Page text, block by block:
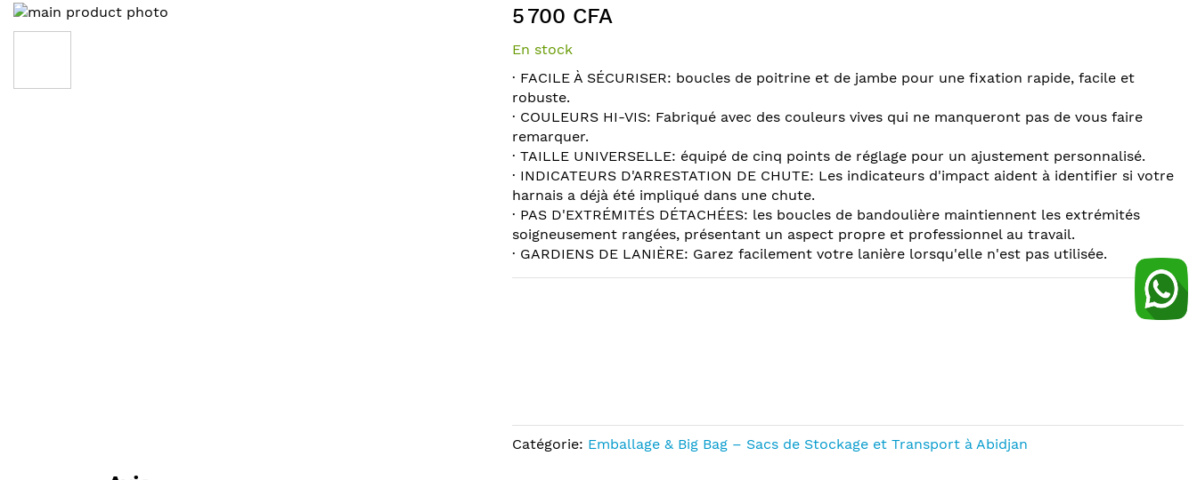
Skip
to
of
5 700 CFA
En stock
· FACILE À SÉCURISER: boucles de poitrine et de jambe pour une fixation rapide, facile et
robuste.
· COULEURS HI-VIS: Fabriqué avec des couleurs vives qui ne manqueront pas de vous faire
remarquer.
· TAILLE UNIVERSELLE: équipé de cinq points de réglage pour un ajustement personnalisé.
· INDICATEURS D'ARRESTATION DE CHUTE: Les indicateurs d'impact aident à identifier si votre
harnais a déjà été impliqué dans une chute.
· PAS D'EXTRÉMITÉS DÉTACHÉES: les boucles de bandoulière maintiennent les extrémités
soigneusement rangées, présentant un aspect propre et professionnel au travail.
· GARDIENS DE LANIÈRE: Garez facilement votre lanière lorsqu'elle n'est pas utilisée.
Catégorie: Emballage & Big Bag – Sacs de Stockage et Transport à Abidjan